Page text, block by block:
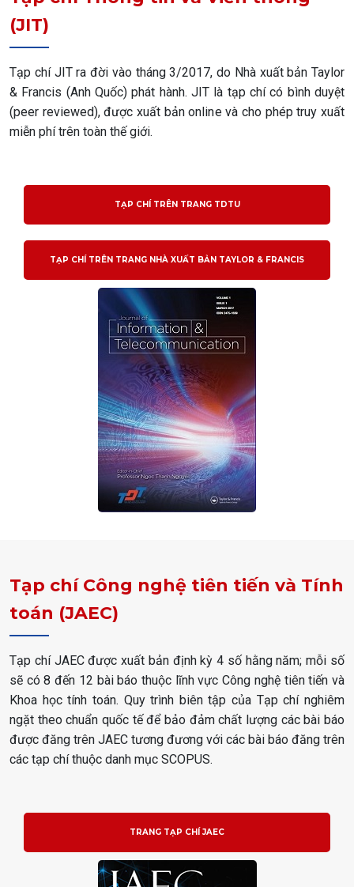
(JIT)
Tạp chí JIT ra đời vào tháng 3/2017, do Nhà xuất bản Taylor
& Francis (Anh Quốc) phát hành. JIT là tạp chí có bình duyệt
(peer reviewed), được xuất bản online và cho phép truy xuất
miễn phí trên toàn thế giới.
TẠP CHÍ TRÊN TRANG TDTU
TẠP CHÍ TRÊN TRANG NHÀ XUẤT BẢN TAYLOR & FRANCIS
Tạp chí Công nghệ tiên tiến và Tính
toán (JAEC)
Tạp chí JAEC được xuất bản định kỳ 4 số hằng năm; mỗi số
sẽ có 8 đến 12 bài báo thuộc lĩnh vực Công nghệ tiên tiến và
Khoa học tính toán. Quy trình biên tập của Tạp chí nghiêm
ngặt theo chuẩn quốc tế để bảo đảm chất lượng các bài báo
được đăng trên JAEC tương đương với các bài báo đăng trên
các tạp chí thuộc danh mục SCOPUS.
TRANG TẠP CHÍ JAEC